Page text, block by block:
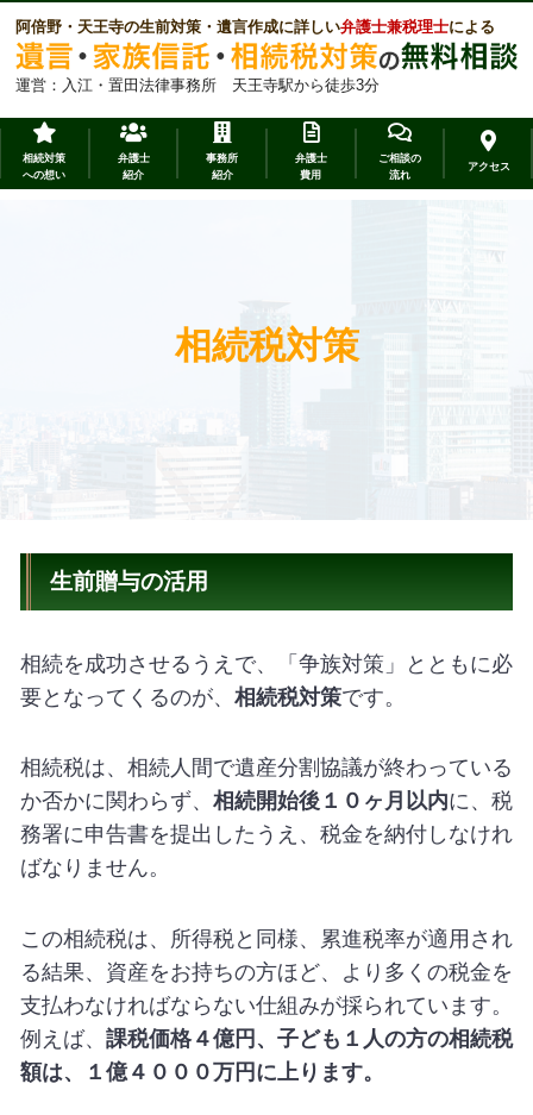
阿倍野・天王寺の生前対策・遺言作成に詳しい弁護士兼税理士による
運営：入江・置田法律事務所 天王寺駅から徒歩3分
相続対策
への想い
弁護士
紹介
事務所
紹介
弁護士
費用
ご相談の
流れ
アクセス
相続税対策
生前贈与の活用
相続を成功させるうえで、「争族対策」とともに必
要となってくるのが、 相続税対策です。
相続税は、相続人間で遺産分割協議が終わっている
か否かに関わらず、 相続開始後１０ヶ月以内に、税
務署に申告書を提出したうえ、税金を納付しなけれ
ばなりません。
この相続税は、所得税と同様、累進税率が適用され
る結果、資産をお持ちの方ほど、より多くの税金を
支払わなければならない仕組みが採られています。
例えば、 課税価格４億円、子ども１人の方の相続税
額は、１億４０００万円に上ります。